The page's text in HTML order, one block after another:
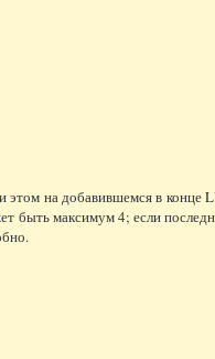
на добавившемся в конце
быть максимум 4; если